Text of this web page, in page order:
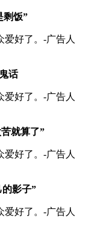
剩饭”
话
就算了”
的影子”